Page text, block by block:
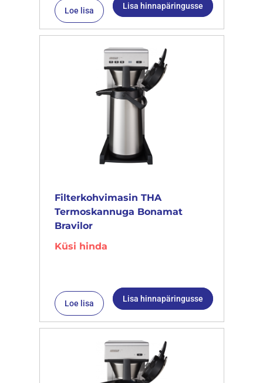
Loe lisa Lisa hinnapäringusse
Filterkohvimasin THA
Termoskannuga Bonamat
Bravilor
Küsi hinda
Loe lisa Lisa hinnapäringusse